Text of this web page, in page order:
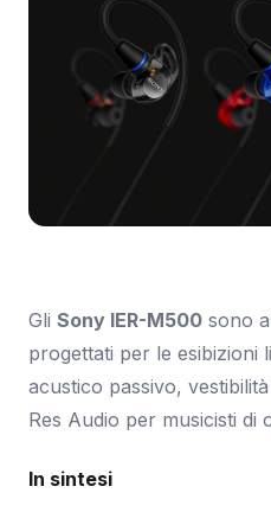
Gli Sony IER-M500 sono
progettati per le esibizioni
acustico passivo,
Res Audio per musicisti di
In sintesi